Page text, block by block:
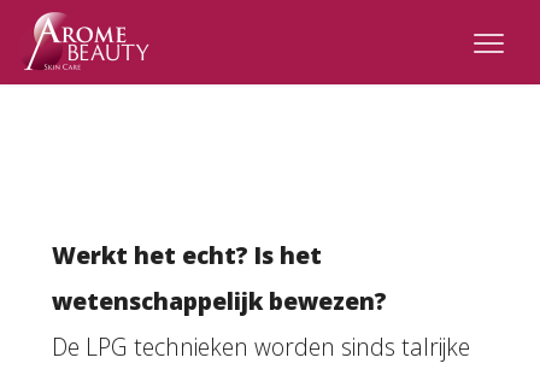
Werkt het echt? Is het
wetenschappelijk bewezen?
De LPG technieken worden sinds talrijke